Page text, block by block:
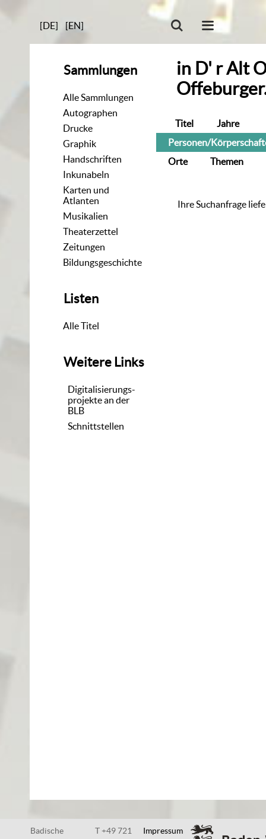
[DE] [EN]
Sammlungen
Alle Sammlungen
Autographen
Drucke
Graphik
Handschriften
Inkunabeln
Karten und
Atlanten
Musikalien
Theaterzettel
Zeitungen
Bildungsgeschichte
Listen
Alle Titel
Weitere Links
Digitalisierungs-
projekte an der
BLB
Schnittstellen
in D' r Alt
Titel
Jahre
Personen/
Orte
Themen
Ihre Suchanfrage
Badische
T +49 721
Impressum